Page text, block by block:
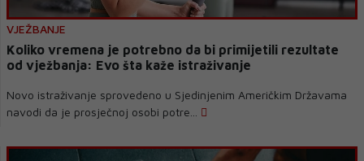
VJEŽBANJE
Koliko vremena je potrebno da bi primijetili rezultate
od vježbanja: Evo šta kaže istraživanje
Novo istraživanje sprovedeno u Sjedinjenim Američkim Državama
navodi da je prosječnoj osobi potre...